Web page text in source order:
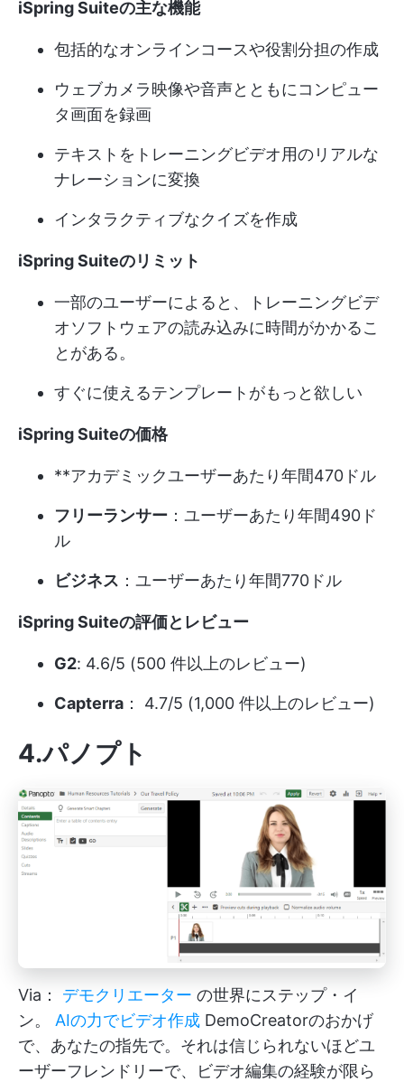
iSpring Suiteの主な機能
包括的なオンラインコースや役割分担の作成
ウェブカメラ映像や音声とともにコンピュー
タ画面を録画
テキストをトレーニングビデオ用のリアルな
ナレーションに変換
インタラクティブなクイズを作成
iSpring Suiteのリミット
一部のユーザーによると、トレーニングビデ
オソフトウェアの読み込みに時間がかかるこ
とがある。
すぐに使えるテンプレートがもっと欲しい
iSpring Suiteの価格
**アカデミックユーザーあたり年間470ドル
フリーランサー ：ユーザーあたり年間490ド
ル
ビジネス ：ユーザーあたり年間770ドル
iSpring Suiteの評価とレビュー
G2: 4.6/5 (500 件以上のレビュー)
Capterra ： 4.7/5 (1,000 件以上のレビュー)
4.パノプト
Via： デモクリエーター の世界にステップ・イ
ン。 AIの力でビデオ作成 DemoCreatorのおかげ
で、あなたの指先で。それは信じられないほどユ
ーザーフレンドリーで、ビデオ編集の経験が限ら